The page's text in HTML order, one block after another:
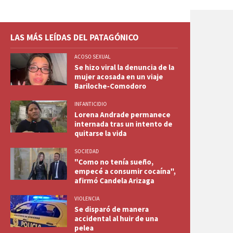
LAS MÁS LEÍDAS DEL PATAGÓNICO
ACOSO SEXUAL
Se hizo viral la denuncia de la
mujer acosada en un viaje
Bariloche-Comodoro
INFANTICIDIO
Lorena Andrade permanece
internada tras un intento de
quitarse la vida
SOCIEDAD
"Como no tenía sueño,
empecé a consumir cocaína",
afirmó Candela Arizaga
VIOLENCIA
Se disparó de manera
accidental al huir de una
pelea